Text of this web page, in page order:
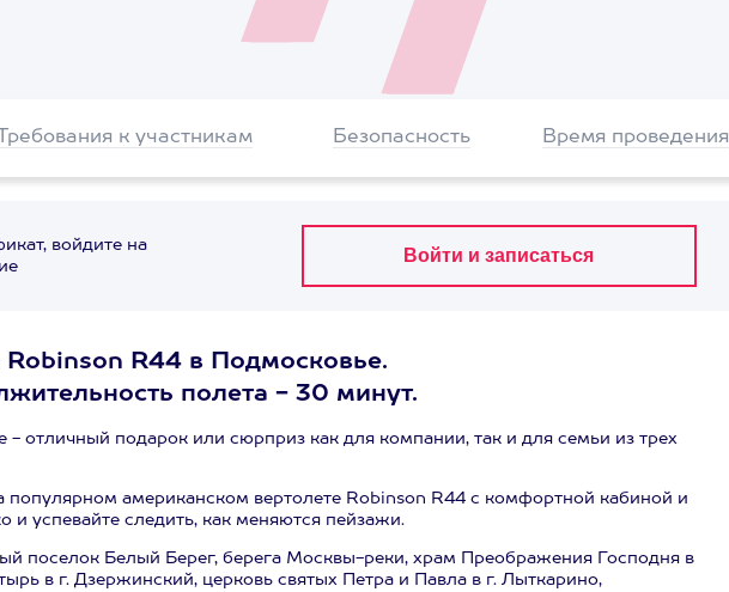
Требования к участникам Безопасность Время проведения
войдите на
Robinson R44 в Подмосковье.
полета - 30 минут.
отличный подарок или сюрприз как для компании, так и для семьи из трех
популярном американском вертолете Robinson R44 с комфортной кабиной и
успевайте следить, как меняются пейзажи.
поселок Белый Берег, берега Москвы-реки, храм Преображения Господня в
в г. Дзержинский, церковь святых Петра и Павла в г. Лыткарино,